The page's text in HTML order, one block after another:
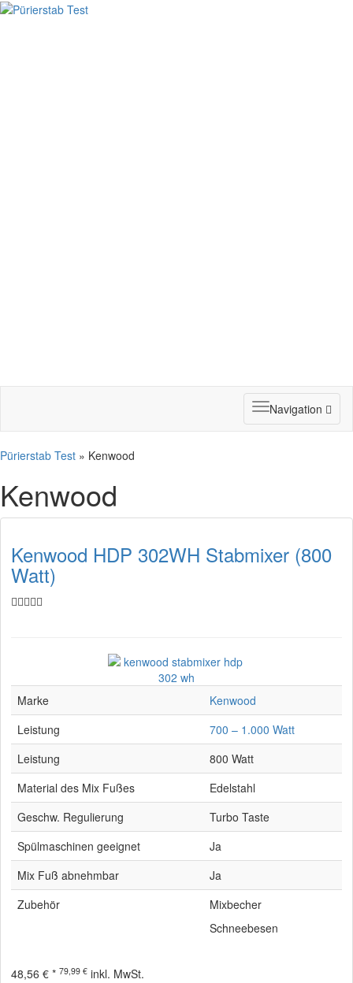
Toggle
navigation
Navigation
Pürierstab Test » Kenwood
Kenwood
Kenwood HDP 302WH Stabmixer (800
Watt)
Marke
Kenwood
Leistung
700 – 1.000 Watt
Leistung
800 Watt
Material des Mix Fußes
Edelstahl
Geschw. Regulierung
Turbo Taste
Spülmaschinen geeignet
Ja
Mix Fuß abnehmbar
Ja
Zubehör
Mixbecher
Schneebesen
48,56 € * 79,99 € inkl. MwSt.